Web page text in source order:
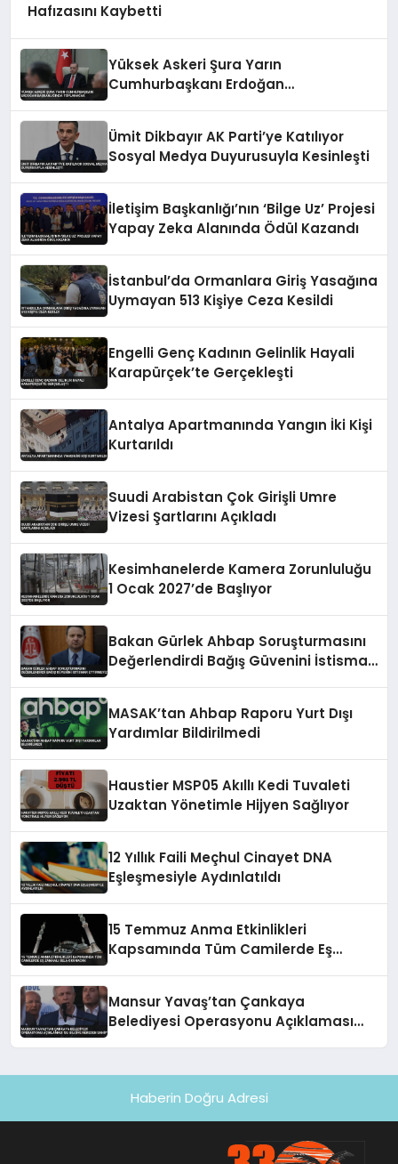
Hafızasını Kaybetti
Yüksek Askeri Şura Yarın
Cumhurbaşkanı Erdoğan
Ümit Dikbayır AK Parti’ye Katılıyor
Sosyal Medya Duyurusuyla Kesinleşti
İletişim Başkanlığı’nın ‘Bilge Uz’ Projesi
Yapay Zeka Alanında Ödül Kazandı
İstanbul’da Ormanlara Giriş Yasağına
Uymayan 513 Kişiye Ceza Kesildi
Engelli Genç Kadının Gelinlik Hayali
Karapürçek’te Gerçekleşti
Antalya Apartmanında Yangın İki Kişi
Kurtarıldı
Suudi Arabistan Çok Girişli Umre
Vizesi Şartlarını Açıkladı
Kesimhanelerde Kamera Zorunluluğu
1 Ocak 2027’de Başlıyor
Bakan Gürlek Ahbap Soruşturmasını
Değerlendirdi Bağış Güvenini İstismar
MASAK’tan Ahbap Raporu Yurt Dışı
Yardımlar Bildirilmedi
Haustier MSP05 Akıllı Kedi Tuvaleti
Uzaktan Yönetimle Hijyen Sağlıyor
12 Yıllık Faili Meçhul Cinayet DNA
Eşleşmesiyle Aydınlatıldı
15 Temmuz Anma Etkinlikleri
Kapsamında Tüm Camilerde Eş
Mansur Yavaş’tan Çankaya
Belediyesi Operasyonu Açıklaması
Haberin Doğru Adresi